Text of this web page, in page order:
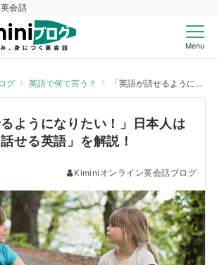
会話
Menu
グ 英語で何て言う？ 「英語が話せるようになりたい！」日本人は習わない？「話せる英語」を解説！
るようになりたい！」日本人は
せる英語」を解説！
Kiminiオンライン英会話ブログ